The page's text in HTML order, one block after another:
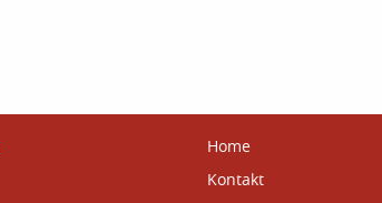
Home
Kontakt